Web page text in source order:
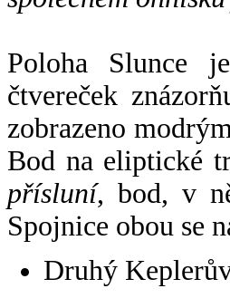
Poloha Slunce
čtvereček
zobrazeno
Bod na eliptické
přísluní, bod, v
Spojnice obou se
Druhý